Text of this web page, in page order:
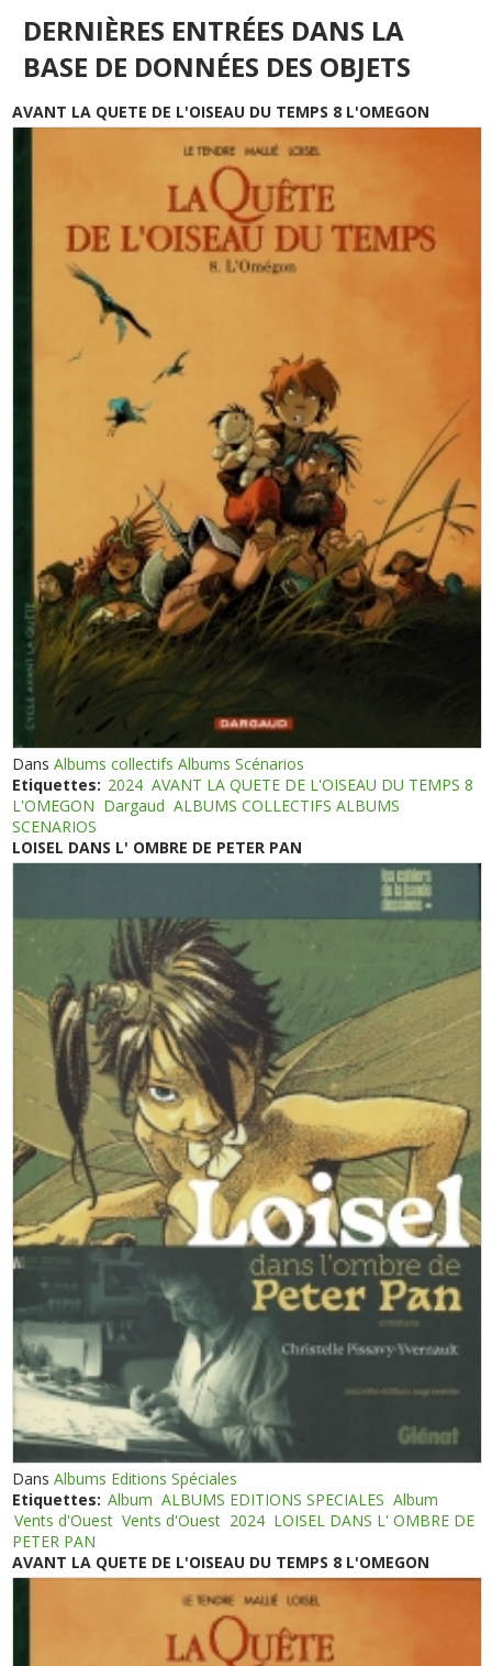
DERNIÈRES ENTRÉES DANS LA
BASE DE DONNÉES DES OBJETS
AVANT LA QUETE DE L'OISEAU DU TEMPS 8 L'OMEGON
DansAlbums collectifs Albums Scénarios
Etiquettes: 2024 AVANT LA QUETE DE L'OISEAU DU TEMPS 8
L'OMEGON Dargaud ALBUMS COLLECTIFS ALBUMS
SCENARIOS
LOISEL DANS L' OMBRE DE PETER PAN
DansAlbums Editions Spéciales
Etiquettes: Album ALBUMS EDITIONS SPECIALES Album
Vents d'Ouest Vents d'Ouest 2024 LOISEL DANS L' OMBRE DE
PETER PAN
AVANT LA QUETE DE L'OISEAU DU TEMPS 8 L'OMEGON